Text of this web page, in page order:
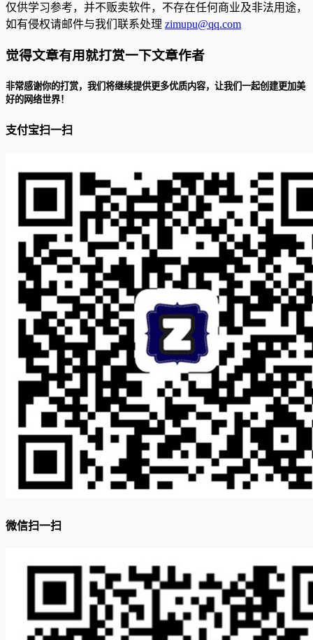
仅供学习参考，并不贩卖软件，不存在任何商业及非法用途，
如有侵权请邮件与我们联系处理 zimupu@qq.com
觉得文章有用就打赏一下文章作者
非常感谢你的打赏，我们将继续提供更多优质内容，让我们一起创建更加美
好的网络世界！
支付宝扫一扫
微信扫一扫